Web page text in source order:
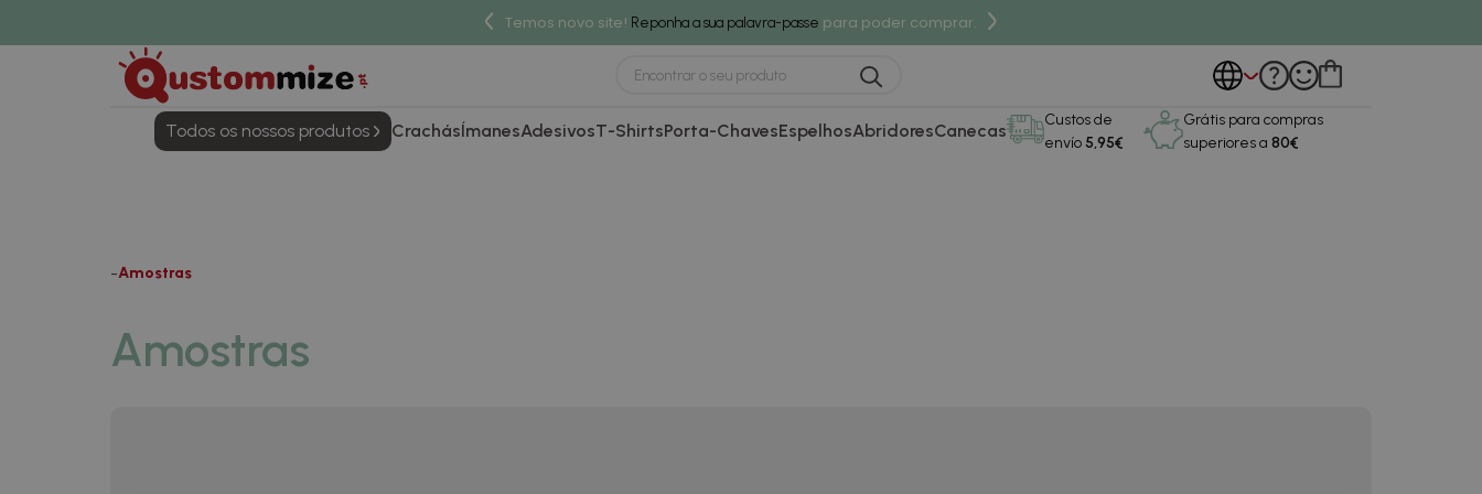
Temos novo site! Reponha a sua palavra-passe para poder comprar.
Todos os nossos produtos CrachásÍmanesAdesivosT-ShirtsPorta-ChavesEspelhosAbridoresCanecas
Custos de
envío5,95€
Grátis para compras
superiores a 80€
Amostras
Amostras